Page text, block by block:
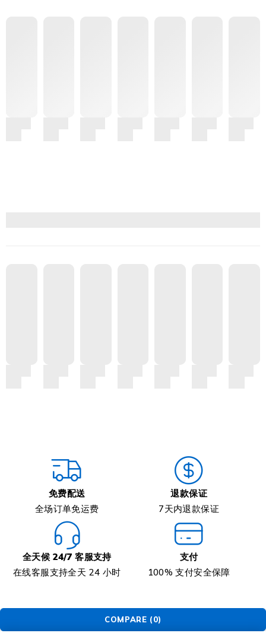
免费配送
全场订单免运费
退款保证
7天内退款保证
全天候 24/7 客服支持
在线客服支持全天 24 小时
支付
100% 支付安全保障
COMPARE (0)